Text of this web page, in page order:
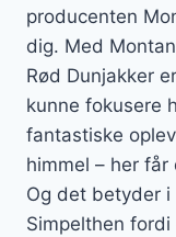
producenten
dig. Med
Rød Dunjakker
kunne fokusere
fantastiske
himmel – her
Og det betyder
Simpelthen